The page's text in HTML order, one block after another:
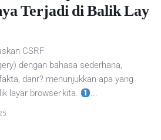
Terjadi di Balik Lay
CSRF
dengan bahasa sederhana,
danr? menunjukkan apa yang
layar browser kita.
...